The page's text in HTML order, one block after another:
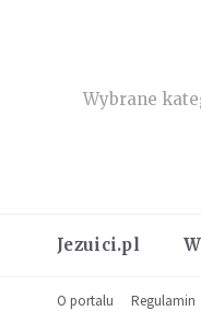
Wybrane
Jezuici.pl
O portalu Regulamin